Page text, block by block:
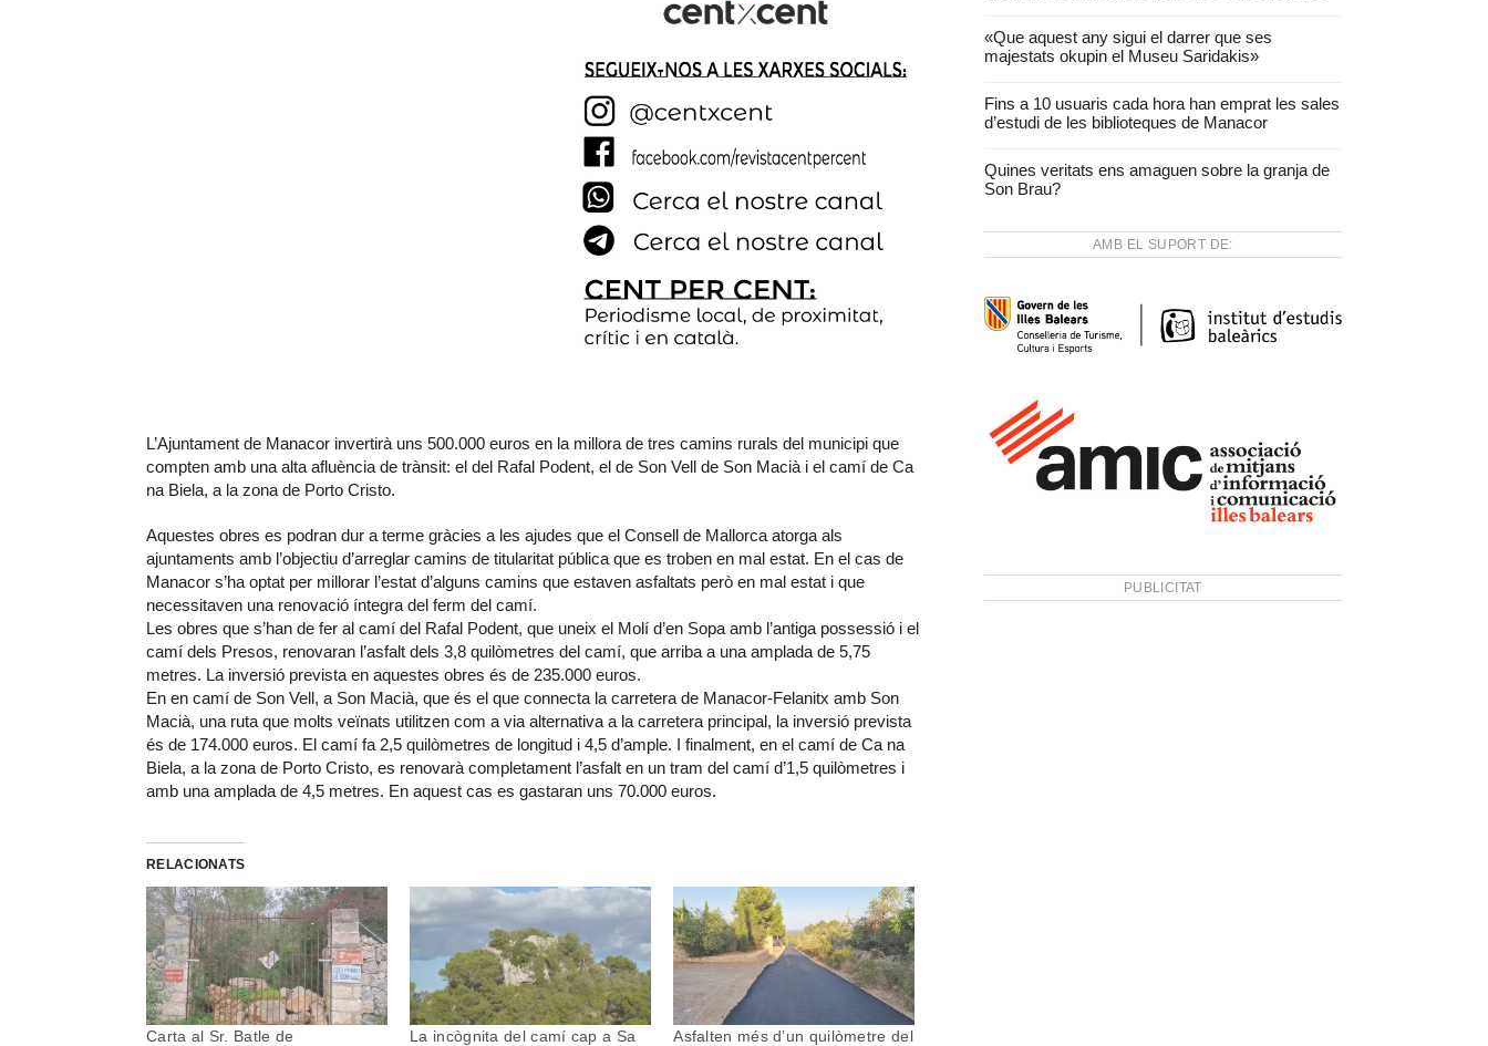
L’Ajuntament de Manacor invertirà uns 500.000 euros en la millora de tres camins rurals del municipi que
compten amb una alta afluència de trànsit: el del Rafal Podent, el de Son Vell de Son Macià i el camí de Ca
na Biela, a la zona de Porto Cristo.
Aquestes obres es podran dur a terme gràcies a les ajudes que el Consell de Mallorca atorga als
ajuntaments amb l’objectiu d’arreglar camins de titularitat pública que es troben en mal estat. En el cas de
Manacor s’ha optat per millorar l’estat d’alguns camins que estaven asfaltats però en mal estat i que
necessitaven una renovació íntegra del ferm del camí.
Les obres que s’han de fer al camí del Rafal Podent, que uneix el Molí d’en Sopa amb l’antiga possessió i el
camí dels Presos, renovaran l’asfalt dels 3,8 quilòmetres del camí, que arriba a una amplada de 5,75
metres. La inversió prevista en aquestes obres és de 235.000 euros.
En en camí de Son Vell, a Son Macià, que és el que connecta la carretera de Manacor-Felanitx amb Son
Macià, una ruta que molts veïnats utilitzen com a via alternativa a la carretera principal, la inversió prevista
és de 174.000 euros. El camí fa 2,5 quilòmetres de longitud i 4,5 d’ample. I finalment, en el camí de Ca na
Biela, a la zona de Porto Cristo, es renovarà completament l’asfalt en un tram del camí d’1,5 quilòmetres i
amb una amplada de 4,5 metres. En aquest cas es gastaran uns 70.000 euros.
RELACIONATS
Carta al Sr. Batle de
La incògnita del camí cap a Sa
Asfalten més d’un quilòmetre del
«Que aquest any sigui el darrer que ses
majestats okupin el Museu Saridakis»
Fins a 10 usuaris cada hora han emprat les sales
d’estudi de les biblioteques de Manacor
Quines veritats ens amaguen sobre la granja de
Son Brau?
AMB EL SUPORT DE:
PUBLICITAT